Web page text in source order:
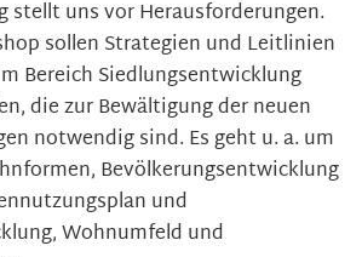
stellt uns vor Herausforderungen.
sollen Strategien und Leitlinien
Bereich Siedlungsentwicklung
die zur Bewältigung der neuen
notwendig sind. Es geht u. a. um
Bevölkerungsentwicklung
und
Wohnumfeld und